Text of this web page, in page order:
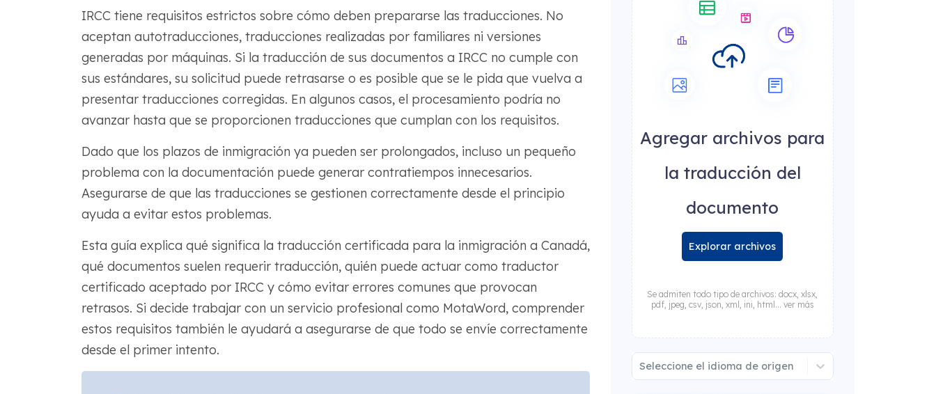
IRCC tiene requisitos estrictos sobre cómo deben prepararse las traducciones. No
aceptan autotraducciones, traducciones realizadas por familiares ni versiones
generadas por máquinas. Si la traducción de sus documentos a IRCC no cumple con
sus estándares, su solicitud puede retrasarse o es posible que se le pida que vuelva a
presentar traducciones corregidas. En algunos casos, el procesamiento podría no
avanzar hasta que se proporcionen traducciones que cumplan con los requisitos.
Dado que los plazos de inmigración ya pueden ser prolongados, incluso un pequeño
problema con la documentación puede generar contratiempos innecesarios.
Asegurarse de que las traducciones se gestionen correctamente desde el principio
ayuda a evitar estos problemas.
Esta guía explica qué significa la traducción certificada para la inmigración a Canadá,
qué documentos suelen requerir traducción, quién puede actuar como traductor
certificado aceptado por IRCC y cómo evitar errores comunes que provocan
retrasos. Si decide trabajar con un servicio profesional como MotaWord, comprender
estos requisitos también le ayudará a asegurarse de que todo se envíe correctamente
desde el primer intento.
Agregar archivos para
la traducción del
documento
Explorar archivos
Se admiten todo tipo de archivos: docx, xlsx,
pdf, jpeg, csv, json, xml, ini, html... ver más
Seleccione el idioma de origen